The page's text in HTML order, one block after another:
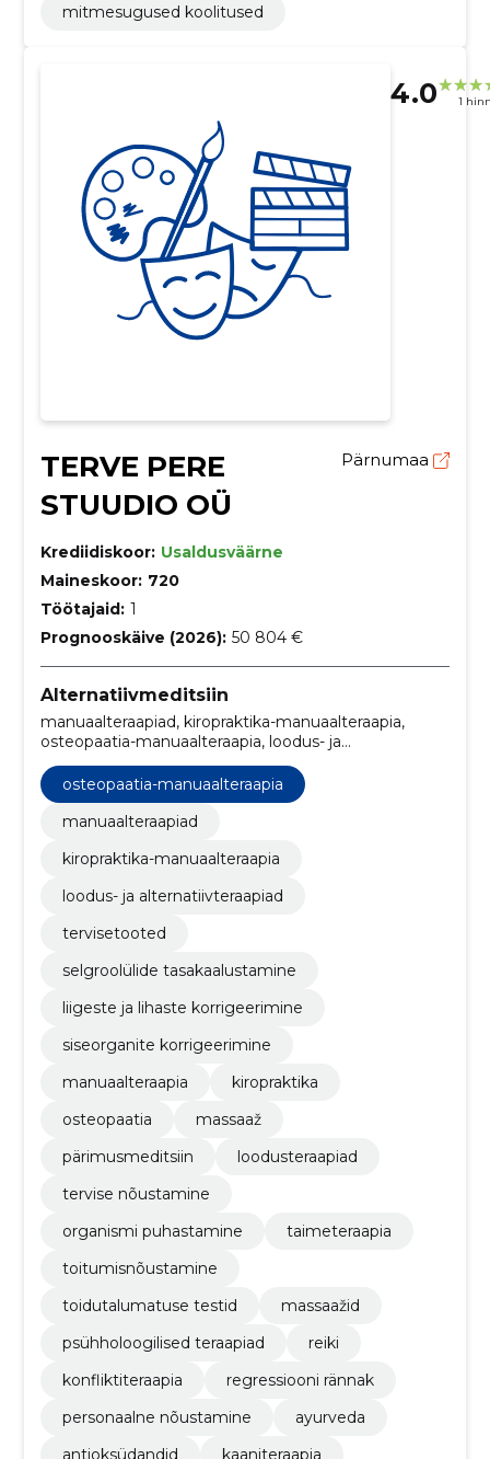
mitmesugused koolitused
4.0 1
TERVE PERE
STUUDIO OÜ
Pärnumaa
Krediidiskoor: Usaldusväärne
Maineskoor: 720
Töötajaid: 1
Prognooskäive (2026): 50 804 €
Alternatiivmeditsiin
manuaalteraapiad, kiropraktika-manuaalteraapia,
osteopaatia-manuaalteraapia, loodus- ja
tasakaalustamine, liigeste ja lihaste korrigeerimine,
siseorganite korrigeerimine, manuaalteraapia,
kiropraktika
osteopaatia-manuaalteraapia
manuaalteraapiad
kiropraktika-manuaalteraapia
loodus- ja alternatiivteraapiad
tervisetooted
selgroolülide tasakaalustamine
liigeste ja lihaste korrigeerimine
siseorganite korrigeerimine
manuaalteraapia
kiropraktika
osteopaatia
massaaž
pärimusmeditsiin
loodusteraapiad
tervise nõustamine
organismi puhastamine
taimeteraapia
toitumisnõustamine
toidutalumatuse testid
massaažid
psühholoogilised teraapiad
reiki
konfliktiteraapia
regressiooni rännak
personaalne nõustamine
ayurveda
antioksüdandid
kaaniteraapia